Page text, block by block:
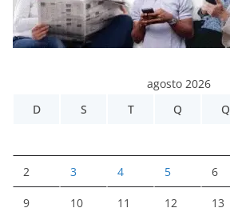
agosto 2026
D
S T Q Q
2 3 4 5 6
9 10 11 12 13